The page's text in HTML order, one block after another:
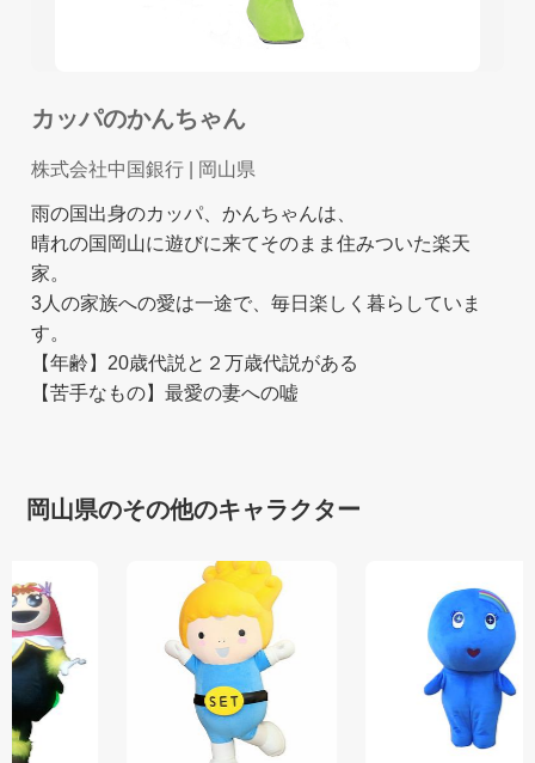
カッパのかんちゃん
株式会社中国銀行 | 岡山県
雨の国出身のカッパ、かんちゃんは、
晴れの国岡山に遊びに来てそのまま住みついた楽天
家。
3人の家族への愛は一途で、毎日楽しく暮らしていま
す。
【年齢】20歳代説と２万歳代説がある
【苦手なもの】最愛の妻への嘘
岡山県のその他のキャラクター